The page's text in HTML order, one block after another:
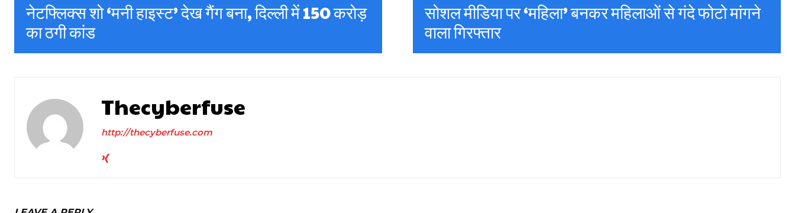
नेटफ्लिक्स शो ‘मनी हाइस्ट’ देख गैंग बना, दिल्ली में 150 करोड़
का ठगी कांड
सोशल मीडिया पर ‘महिला’ बनकर महिलाओं से गंदे फोटो मांगने
वाला गिरफ्तार
Thecyberfuse
http://thecyberfuse.com